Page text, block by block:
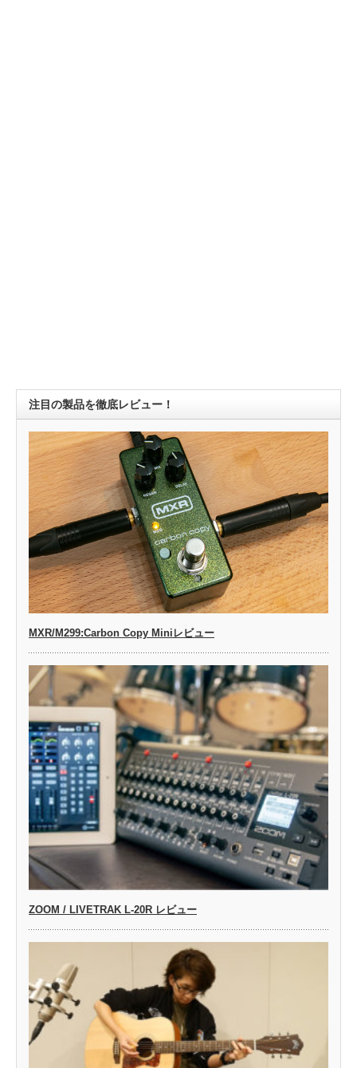
注目の製品を徹底レビュー！
MXR/M299:Carbon Copy Miniレビュー
ZOOM / LIVETRAK L-20R レビュー